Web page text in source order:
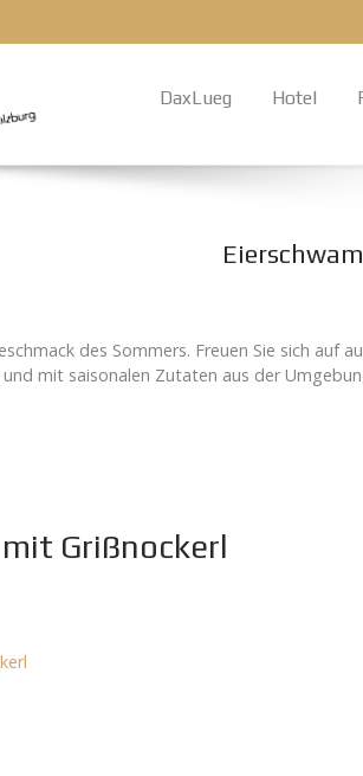
DaxLueg Hotel
des Sommers. Freuen Sie sich auf
mit saisonalen Zutaten aus der
Grißnockerl